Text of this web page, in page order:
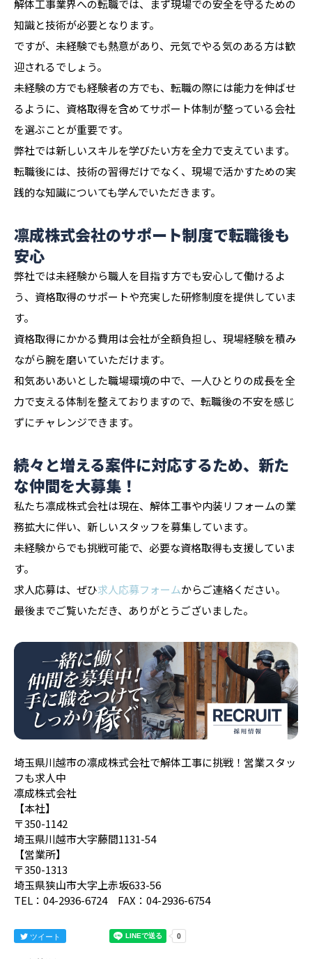
解体工事業界への転職では、まず現場での安全を守るための
知識と技術が必要となります。
ですが、未経験でも熱意があり、元気でやる気のある方は歓
迎されるでしょう。
未経験の方でも経験者の方でも、転職の際には能力を伸ばせ
るように、資格取得を含めてサポート体制が整っている会社
を選ぶことが重要です。
弊社では新しいスキルを学びたい方を全力で支えています。
転職後には、技術の習得だけでなく、現場で活かすための実
践的な知識についても学んでいただきます。
凛成株式会社のサポート制度で転職後も
安心
弊社では未経験から職人を目指す方でも安心して働けるよ
う、資格取得のサポートや充実した研修制度を提供していま
す。
資格取得にかかる費用は会社が全額負担し、現場経験を積み
ながら腕を磨いていただけます。
和気あいあいとした職場環境の中で、一人ひとりの成長を全
力で支える体制を整えておりますので、転職後の不安を感じ
ずにチャレンジできます。
続々と増える案件に対応するため、新た
な仲間を大募集！
私たち凛成株式会社は現在、解体工事や内装リフォームの業
務拡大に伴い、新しいスタッフを募集しています。
未経験からでも挑戦可能で、必要な資格取得も支援していま
す。
求人応募は、ぜひ求人応募フォームからご連絡ください。
最後までご覧いただき、ありがとうございました。
埼玉県川越市の凛成株式会社で解体工事に挑戦！営業スタッ
フも求人中
凛成株式会社
【本社】
〒350-1142
埼玉県川越市大字藤間1131-54
【営業所】
〒350-1313
埼玉県狭山市大字上赤坂633-56
TEL：04-2936-6724 FAX：04-2936-6754
ツイート